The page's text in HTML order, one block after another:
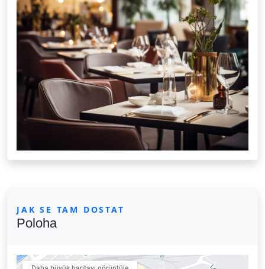
JAK SE TAM DOSTAT
Poloha